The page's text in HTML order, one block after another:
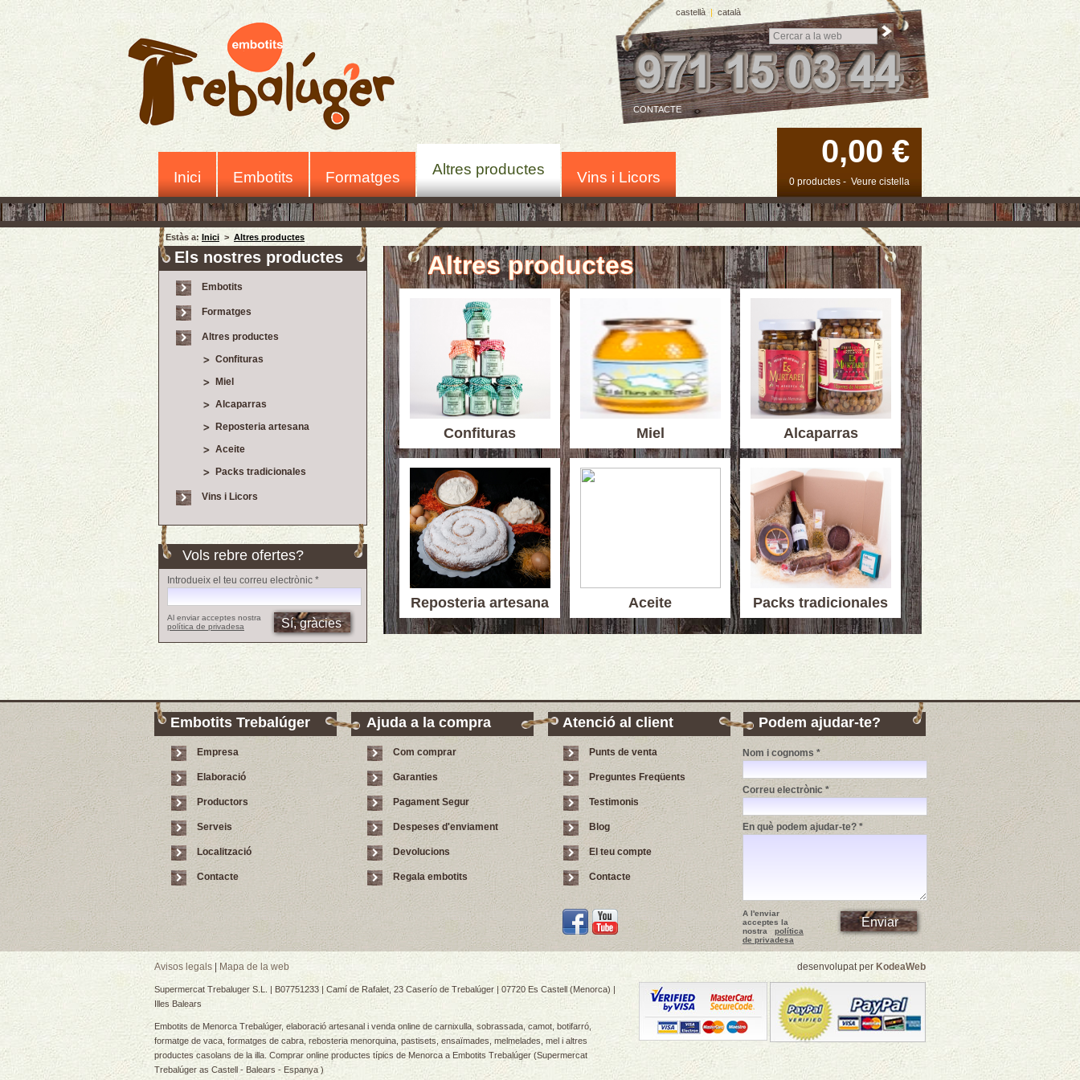
castellà | català
CONTACTE
Inici Embotits Formatges Altres productes Vins i Licors
0,00 €
0 productes - Veure cistella
Estàs a: Inici > Altres productes
Els nostres productes
Embotits
Formatges
Altres productes
Confituras
Miel
Alcaparras
Reposteria artesana
Aceite
Packs tradicionales
Vins i Licors
Vols rebre ofertes?
Introdueix el teu correu electrònic *
Al enviar acceptes nostra
política de privadesa
Altres productes
Confituras Miel Alcaparras
Reposteria artesana Aceite Packs tradicionales
Embotits Trebalúger
Empresa
Elaboració
Productors
Serveis
Localització
Contacte
Ajuda a la compra
Com comprar
Garanties
Pagament Segur
Despeses d'enviament
Devolucions
Regala embotits
Atenció al client
Punts de venta
Preguntes Freqüents
Testimonis
Blog
El teu compte
Contacte
Podem ajudar-te?
Nom i cognoms *
Correu electrònic *
En què podem ajudar-te? *
A l'enviar
acceptes la
nostra política
de privadesa
Avisos legals Mapa de la web
Supermercat Trebaluger S.L. | B07751233 | Camí de Rafalet, 23 Caserío de Trebalúger | 07720 Es Castell (Menorca) |
Illes Balears
Embotits de Menorca Trebalúger, elaboració artesanal i venda online de carnixulla, sobrassada, camot, botifarró,
formatge de vaca, formatges de cabra, rebosteria menorquina, pastisets, ensaïmades, melmelades, mel i altres
productes casolans de la illa. Comprar online productes típics de Menorca a Embotits Trebalúger (Supermercat
Trebalúger as Castell - Balears - Espanya )
desenvolupat per KodeaWeb